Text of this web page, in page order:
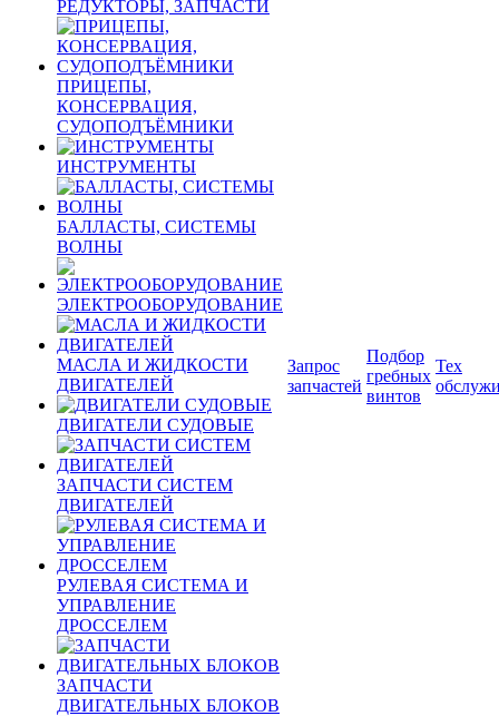
РЕДУКТОРЫ, ЗАПЧАСТИ
ПРИЦЕПЫ,
КОНСЕРВАЦИЯ,
СУДОПОДЪЁМНИКИ
ИНСТРУМЕНТЫ
БАЛЛАСТЫ, СИСТЕМЫ
ВОЛНЫ
ЭЛЕКТРООБОРУДОВАНИЕ
МАСЛА И ЖИДКОСТИ
ДВИГАТЕЛЕЙ
ДВИГАТЕЛИ СУДОВЫЕ
ЗАПЧАСТИ СИСТЕМ
ДВИГАТЕЛЕЙ
РУЛЕВАЯ СИСТЕМА И
УПРАВЛЕНИЕ
ДРОССЕЛЕМ
ЗАПЧАСТИ
ДВИГАТЕЛЬНЫХ БЛОКОВ
Запрос
запчастей
Подбор
гребных
винтов
Тех